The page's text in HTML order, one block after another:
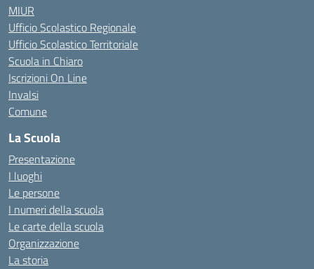
MIUR
Ufficio Scolastico Regionale
Ufficio Scolastico Territoriale
Scuola in Chiaro
Iscrizioni On Line
Invalsi
Comune
La Scuola
Presentazione
I luoghi
Le persone
I numeri della scuola
Le carte della scuola
Organizzazione
La storia